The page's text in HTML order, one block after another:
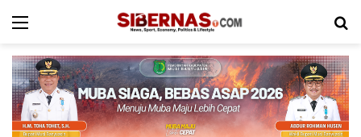
Menu